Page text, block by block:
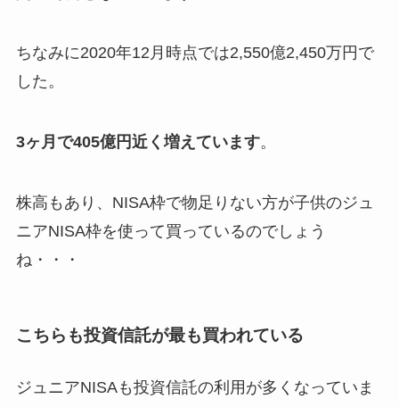
ちなみに2020年12月時点では2,550億2,450万円で
した。
3ヶ月で405億円近く増えています。
株高もあり、NISA枠で物足りない方が子供のジュ
ニアNISA枠を使って買っているのでしょう
ね・・・
こちらも投資信託が最も買われている
ジュニアNISAも投資信託の利用が多くなっていま